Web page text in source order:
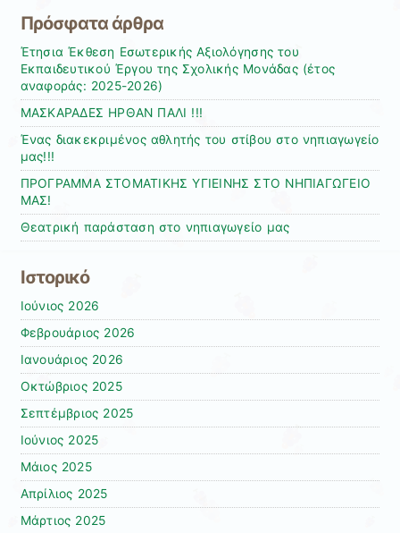
Πρόσφατα άρθρα
Έτησια Έκθεση Εσωτερικής Αξιολόγησης του
Εκπαιδευτικού Έργου της Σχολικής Μονάδας (έτος
αναφοράς: 2025-2026)
ΜΑΣΚΑΡΑΔΕΣ ΗΡΘΑΝ ΠΑΛΙ !!!
Ένας διακεκριμένος αθλητής του στίβου στο νηπιαγωγείο
μας!!!
ΠΡΟΓΡΑΜΜΑ ΣΤΟΜΑΤΙΚΗΣ ΥΓΙΕΙΝΗΣ ΣΤΟ ΝΗΠΙΑΓΩΓΕΙΟ
ΜΑΣ!
Θεατρική παράσταση στο νηπιαγωγείο μας
Ιστορικό
Ιούνιος 2026
Φεβρουάριος 2026
Ιανουάριος 2026
Οκτώβριος 2025
Σεπτέμβριος 2025
Ιούνιος 2025
Μάιος 2025
Απρίλιος 2025
Μάρτιος 2025